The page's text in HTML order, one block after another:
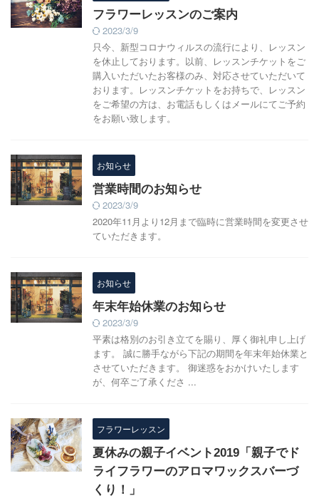
フラワーレッスンのご案内
2023/3/9
只今、新型コロナウィルスの流行により、レッスン
を休止しております。以前、レッスンチケットをご
購入いただいたお客様のみ、対応させていただいて
おります。レッスンチケットをお持ちで、レッスン
をご希望の方は、お電話もしくはメールにてご予約
をお願い致します。
お知らせ
営業時間のお知らせ
2023/3/9
2020年11月より12月まで臨時に営業時間を変更させ
ていただきます。
お知らせ
年末年始休業のお知らせ
2023/3/9
平素は格別のお引き立てを賜り、厚く御礼申し上げ
ます。 誠に勝手ながら下記の期間を年末年始休業と
させていただきます。 御迷惑をおかけいたします
が、何卒ご了承くださ ...
フラワーレッスン
夏休みの親子イベント2019「親子でド
ライフラワーのアロマワックスバーづ
くり！」